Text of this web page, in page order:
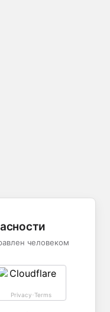
человеком
Privacy-Terms